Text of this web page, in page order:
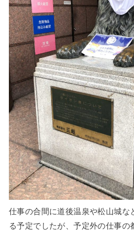
仕事の合間に道後温泉や松山城な
る予定でしたが、予定外の仕事の